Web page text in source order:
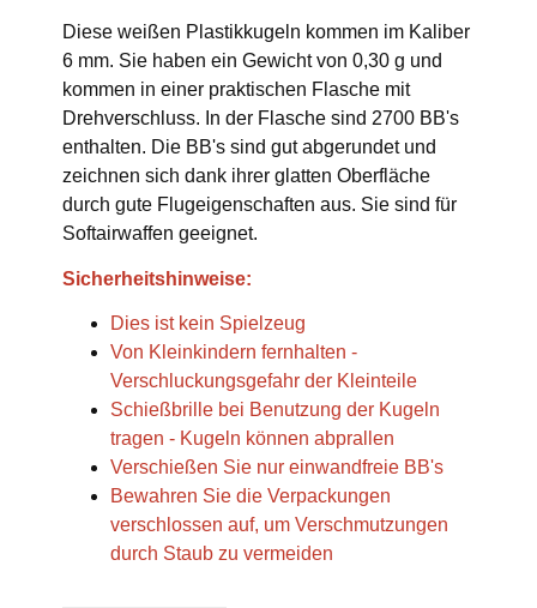
Diese weißen Plastikkugeln kommen im Kaliber
6 mm. Sie haben ein Gewicht von 0,30 g und
kommen in einer praktischen Flasche mit
Drehverschluss. In der Flasche sind 2700 BB's
enthalten. Die BB's sind gut abgerundet und
zeichnen sich dank ihrer glatten Oberfläche
durch gute Flugeigenschaften aus. Sie sind für
Softairwaffen geeignet.
Sicherheitshinweise:
Dies ist kein Spielzeug
Von Kleinkindern fernhalten -
Verschluckungsgefahr der Kleinteile
Schießbrille bei Benutzung der Kugeln
tragen - Kugeln können abprallen
Verschießen Sie nur einwandfreie BB's
Bewahren Sie die Verpackungen
verschlossen auf, um Verschmutzungen
durch Staub zu vermeiden